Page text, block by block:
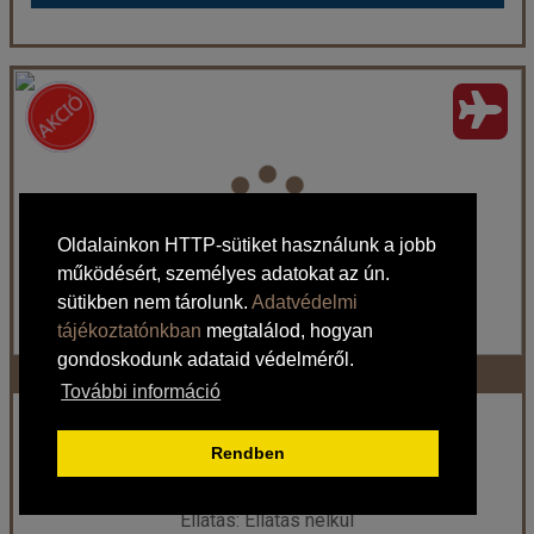
Oldalainkon HTTP-sütiket használunk a jobb
működésért, személyes adatokat az ún.
sütikben nem tárolunk. Adatvédelmi
tájékoztatónkban megtalálod, hogyan
gondoskodunk adataid védelméről.
További információ
Rendben
D &amp; A Apartmanház
Város:Lassi
Utazás módja:Repülővel
Szálláskategória: Apartmanház
Szobatípus: Kétágyas economy stúdió
Időtartam:7 éj
Időpont: 2026-08-28 | 7 éj
már 159.900 Ft-tól
Katerina stúdió (repülő)
159.900 Ft-tól
Ellátás: Ellátás nélkül